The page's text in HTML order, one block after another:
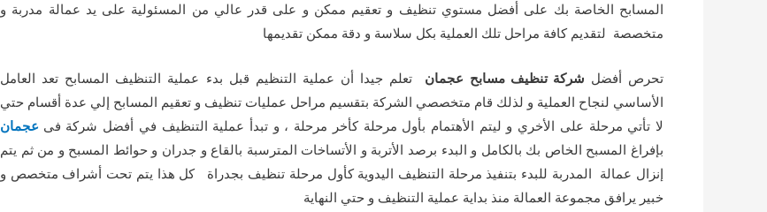
المسابح الخاصة بك على أفضل مستوي تنظيف و تعقيم ممكن و على قدر عالي من المسئولية على يد عمالة مدربة و
متخصصة لتقديم كافة مراحل تلك العملية بكل سلاسة و دقة ممكن تقديمها
تحرص أفضل شركة تنظيف مسابح عجمان تعلم جيدا أن عملية التنظيم قبل بدء عملية التنظيف المسابح تعد العامل
الأساسي لنجاح العملية و لذلك قام متخصصي الشركة بتقسيم مراحل عمليات تنظيف و تعقيم المسابح إلي عدة أقسام حتي
لا تأتي مرحلة على الأخري و ليتم الأهتمام بأول مرحلة كأخر مرحلة ، و تبدأ عملية التنظيف في أفضل شركة فى عجمان
بإفراغ المسبح الخاص بك بالكامل و البدء برصد الأتربة و الأتساخات المترسبة بالقاع و جدران و حوائط المسبح و من ثم يتم
إنزال عمالة المدربة للبدء بتنفيذ مرحلة التنظيف اليدوية كأول مرحلة تنظيف بجدراة كل هذا يتم تحت أشراف متخصص و
خبير يرافق مجموعة العمالة منذ بداية عملية التنظيف و حتي النهاية